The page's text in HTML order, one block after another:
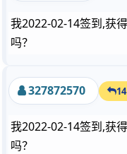
我2022-02-14签到,获
吗？
327872570
我2022-02-14签到,获
吗？